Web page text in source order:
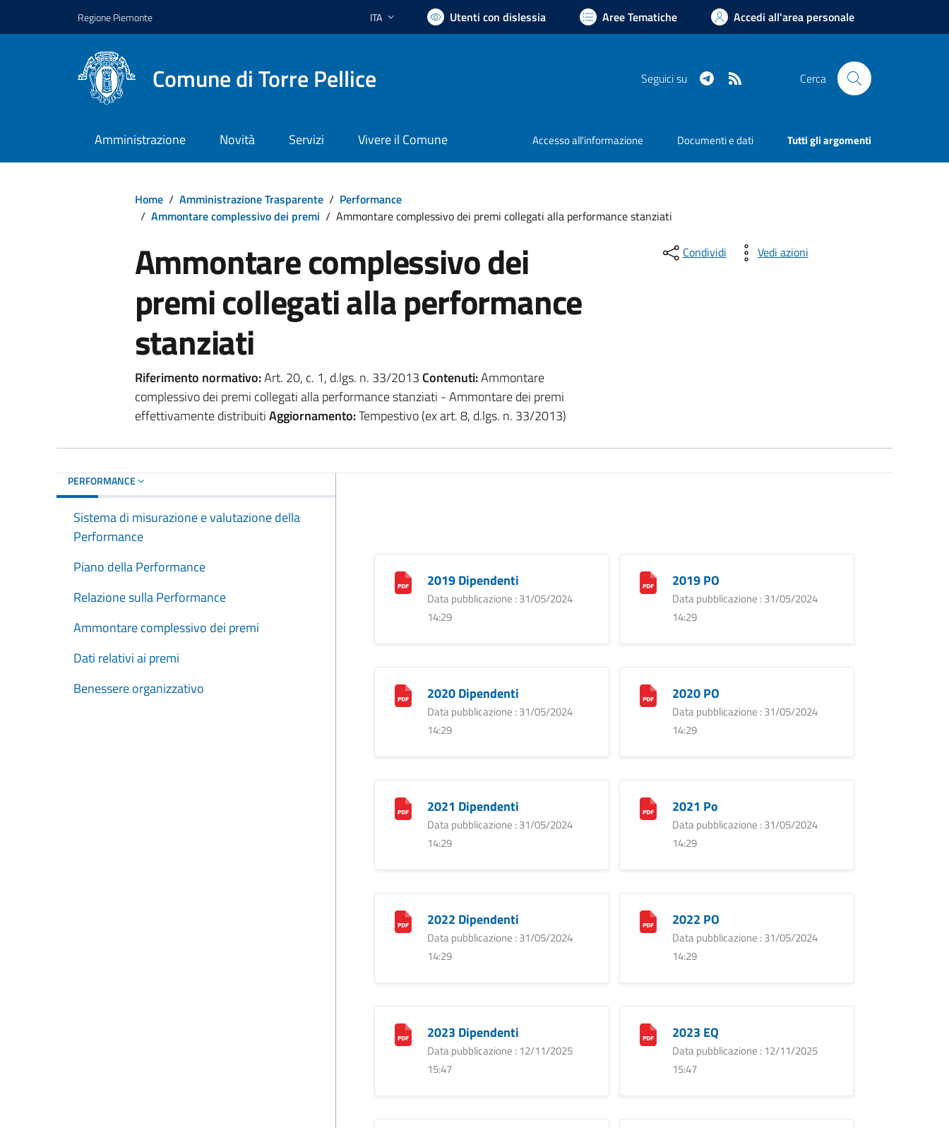
Regione Piemonte Lingua attiva:
ITA Utenti con dislessia Aree Tematiche Accedi all'area personale
Comune di Torre Pellice Seguici su Telegram Cerca
Amministrazione Novità Servizi Vivere il Comune Accesso all'informazione Documenti e dati Tutti gli argomenti
Home / Amministrazione Trasparente / Performance
/ Ammontare complessivo dei premi / Ammontare complessivo dei premi collegati alla performance stanziati
Ammontare complessivo dei
premi collegati alla performance
stanziati
Riferimento normativo:Art. 20, c. 1, d.lgs. n. 33/2013 Contenuti:Ammontare
complessivo dei premi collegati alla performance stanziati - Ammontare dei premi
effettivamente distribuitiAggiornamento:Tempestivo (ex art. 8, d.lgs. n. 33/2013)
Condividi Vedi azioni
PERFORMANCE
Sistema di misurazione e valutazione della
Performance
Piano della Performance
Relazione sulla Performance
Ammontare complessivo dei premi
Dati relativi ai premi
Benessere organizzativo
2019 Dipendenti
Data pubblicazione : 31/05/2024
14:29
2019 PO
Data pubblicazione : 31/05/2024
14:29
2020 Dipendenti
Data pubblicazione : 31/05/2024
14:29
2020 PO
Data pubblicazione : 31/05/2024
14:29
2021 Dipendenti
Data pubblicazione : 31/05/2024
14:29
2021 Po
Data pubblicazione : 31/05/2024
14:29
2022 Dipendenti
Data pubblicazione : 31/05/2024
14:29
2022 PO
Data pubblicazione : 31/05/2024
14:29
2023 Dipendenti
Data pubblicazione : 12/11/2025
15:47
2023 EQ
Data pubblicazione : 12/11/2025
15:47